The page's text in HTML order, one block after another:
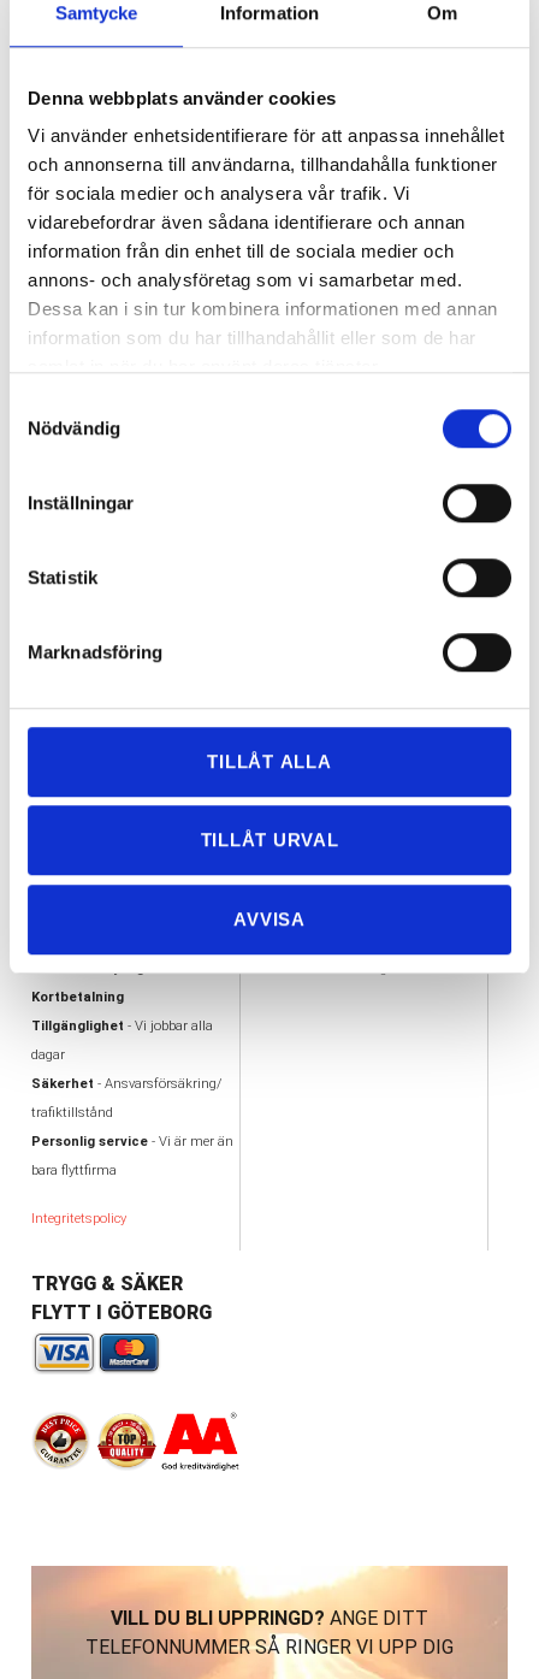
Samtycke Information Om
Denna webbplats använder cookies
Vi använder enhetsidentifierare för att anpassa innehållet
och annonserna till användarna, tillhandahålla funktioner
för sociala medier och analysera vår trafik. Vi
vidarebefordrar även sådana identifierare och annan
information från din enhet till de sociala medier och
annons- och analysföretag som vi samarbetar med.
Dessa kan i sin tur kombinera informationen med annan
information som du har tillhandahållit eller som de har
Nödvändig
Inställningar
Statistik
Marknadsföring
TILLÅT ALLA
TILLÅT URVAL
AVVISA
Huvudrubrik
Checklistor inför flytt
2017-10-
10
Vad kostar det att anlita en flyttfirma i
Göteborg?
18
Många som ska flytta känner sig stressade.
Ta hjälp av proffsen, så kan du koppla av!
2017-08-
31
Vi ger 20% rabatt på flyttstädning i augusti &
september när du flyttar med oss!
2017-08-
04
Låt oss fixa städningen vid flytt med
2017-07-
EXPRESSFLYTT Flyttfirma Göteborg - Vi
2017-05-
Fler och fler väljer oss för sin flytt i Göteborg!
2017-03-
Göteborg
VARFÖR FLYTTA MED
OSS?
Kortbetalning
Tillgänglighet - Vi jobbar alla
dagar
Säkerhet - Ansvarsförsäkring/
trafiktillstånd
Personlig service- Vi är mer än
bara flyttfirma
Integritetspolicy
VÅRA UTMÄRKELSER
AA kreditvärdiga aktiebolag
Offertas ambassadör
TRYGG & SÄKER
FLYTT I GÖTEBORG
VILL DU BLI UPPRINGD? ANGE DITT
TELEFONNUMMER SÅ RINGER VI UPP DIG